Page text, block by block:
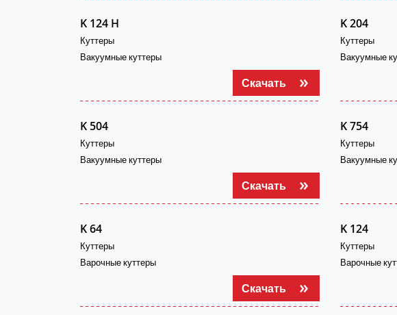
K 124 H
Куттеры
Вакуумные куттеры
Скачать
K 204
Куттеры
Вакуумные
K 504
Куттеры
Вакуумные куттеры
Скачать
K 754
Куттеры
Вакуумные
K 64
Куттеры
Варочные куттеры
Скачать
K 124
Куттеры
Варочные